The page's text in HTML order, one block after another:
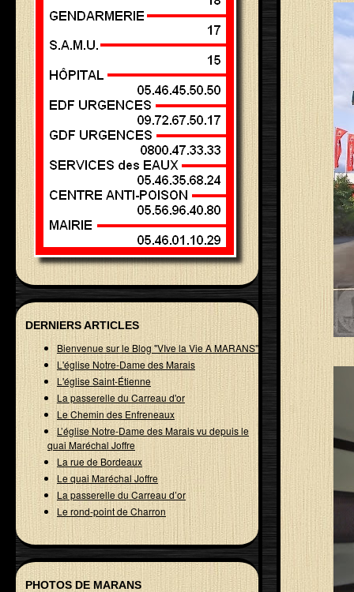
DERNIERS ARTICLES
Bienvenue sur le Blog "VIve la Vie A MARANS"
L'église Notre-Dame des Marais
L'église Saint-Étienne
La passerelle du Carreau d'or
Le Chemin des Enfreneaux
L’église Notre-Dame des Marais vu depuis le
quai Maréchal Joffre
La rue de Bordeaux
Le quai Maréchal Joffre
La passerelle du Carreau d’or
Le rond-point de Charron
PHOTOS DE MARANS